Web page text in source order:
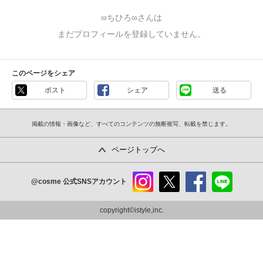
∞ちひろ∞さんは
まだプロフィールを登録していません。
このページをシェア
ポスト シェア 送る
掲載の情報・画像など、すべてのコンテンツの無断複写、転載を禁じます。
ページトップへ
@cosme 公式SNSアカウント
ram
copyright©istyle,inc.